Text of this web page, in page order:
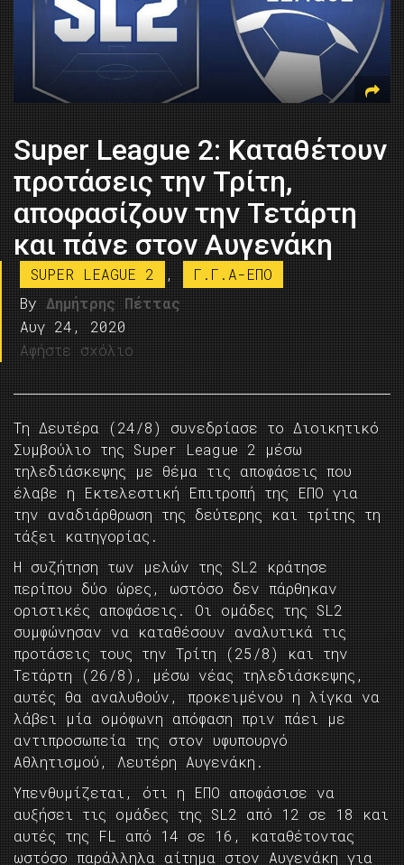
Super League 2: Καταθέτουν
προτάσεις την Τρίτη,
αποφασίζουν την Τετάρτη
και πάνε στον Αυγενάκη
SUPER LEAGUE 2 ,
Γ.Γ.Α-ΕΠΟ
By Δημήτρης Πέττας
Αυγ 24, 2020
Αφήστε σχόλιο
Τη Δευτέρα (24/8) συνεδρίασε το Διοικητικό
Συμβούλιο της Super League 2 μέσω
τηλεδιάσκεψης με θέμα τις αποφάσεις που
έλαβε η Εκτελεστική Επιτροπή της ΕΠΟ για
την αναδιάρθρωση της δεύτερης και τρίτης τη
τάξει κατηγορίας.
Η συζήτηση των μελών της SL2 κράτησε
περίπου δύο ώρες, ωστόσο δεν πάρθηκαν
οριστικές αποφάσεις. Οι ομάδες της SL2
συμφώνησαν να καταθέσουν αναλυτικά τις
προτάσεις τους την Τρίτη (25/8) και την
Τετάρτη (26/8), μέσω νέας τηλεδιάσκεψης,
αυτές θα αναλυθούν, προκειμένου η λίγκα να
λάβει μία ομόφωνη απόφαση πριν πάει με
αντιπροσωπεία της στον υφυπουργό
Αθλητισμού, Λευτέρη Αυγενάκη.
Υπενθυμίζεται, ότι η ΕΠΟ αποφάσισε να
αυξήσει τις ομάδες της SL2 από 12 σε 18 και
αυτές της FL από 14 σε 16, καταθέτοντας
ωστόσο παράλληλα αίτημα στον Αυγενάκη για